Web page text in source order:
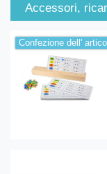
Accessori,
Confezione dell'